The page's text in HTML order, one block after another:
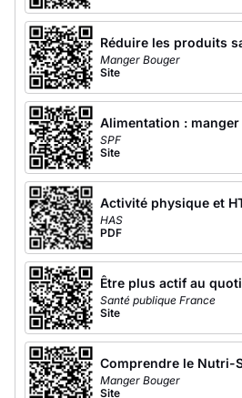
Réduire les produits
Manger Bouger
Site
Alimentation :
SPF
Site
Activité physique et
HAS
PDF
Être plus actif au
Santé publique France
Site
Comprendre le Nutri-
Manger Bouger
Site